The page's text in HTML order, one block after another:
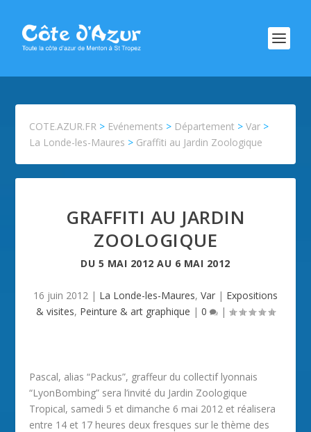
COTE.AZUR.FR > Evénements > Département >Var >
La Londe-les-Maures > Graffiti au Jardin Zoologique
GRAFFITI AU JARDIN
ZOOLOGIQUE
DU 5 MAI 2012 AU 6 MAI 2012
16 juin 2012 | La Londe-les-Maures, Var | Expositions
& visites, Peinture & art graphique | 0 |
Pascal, alias “Packus”, graffeur du collectif lyonnais
“LyonBombing” sera l’invité du Jardin Zoologique
Tropical, samedi 5 et dimanche 6 mai 2012 et réalisera
entre 14 et 17 heures deux fresques sur le thème des